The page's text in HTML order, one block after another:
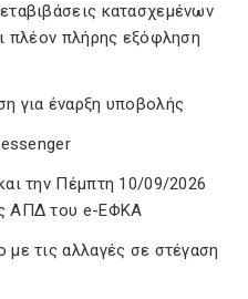
κατασχεμένων
πλέον πλήρης εξόφληση
για έναρξη υποβολής
την Πέμπτη 10/09/2026
ΑΠΔ του e-ΕΦΚΑ
τις αλλαγές σε στέγαση